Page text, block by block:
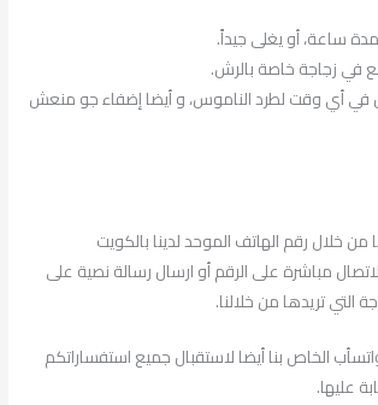
ساعة، أو يغلى جيداً.
في زجاجة خاصة بالرش.
في أي وقت لطرد الناموس، و أيضا إضفاء جو منعش
خلال رقم الهاتف الموحد لدينا بالكويت
بالاتصال مباشرة على الرقم أو ارسال رسالة نصية على
التي تريدها من خلالنا.
الخاص بنا أيضا لاستقبال جميع استفساراتكم
عليها.